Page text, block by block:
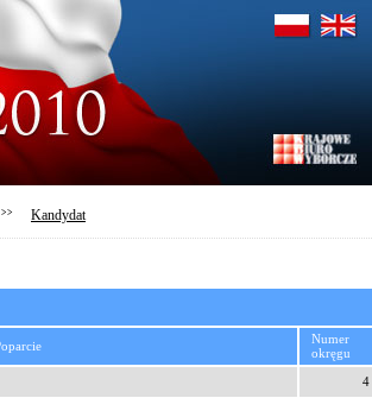
>> Kandydat
Numer
okręgu
4